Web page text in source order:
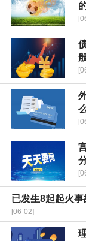
已发生8起起火
[06-02]